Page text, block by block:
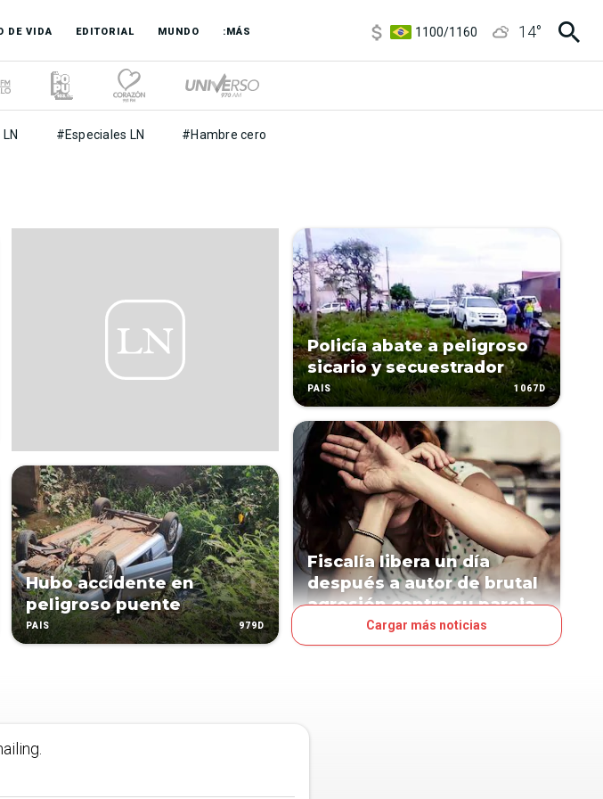
DE VIDA EDITORIAL MUNDO :MÁS
1100/1160
14°
#Especiales LN #Hambre cero
Hubo accidente en
peligroso puente
PAÍS 979D
Policía abate a peligroso
sicario y secuestrador
PAÍS 1067D
Fiscalía libera un día
después a autor de brutal
agresión contra su pareja
Cargar más noticias